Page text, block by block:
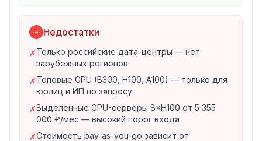
3. Контейнеры, базы данных и хранение
кластеры Kubernetes
Evolution Managed PostgreSQL — управляемые базы
данных
Evolution Object Storage — масштабируемое S3-
совместимое хранилище
Брокеры сообщений, платформа данных, резервное
копирование
4. Безопасность и соответствие
− Недостатки
✗Только российские дата-центры — нет
зарубежных регионов
✗Топовые GPU (B300, H100, A100) — только для
юрлиц и ИП по запросу
✗Выделенные GPU-серверы 8×H100 от 5 355
000 ₽/мес — высокий порог входа
✗Стоимость pay-as-you-go зависит от